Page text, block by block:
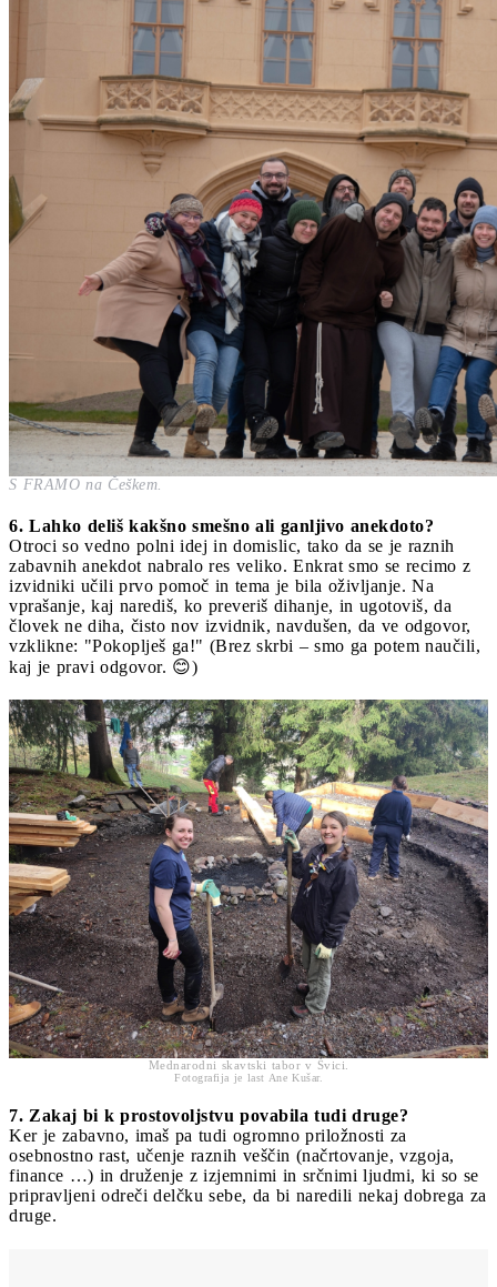
S FRAMO na Češkem.
6. Lahko deliš kakšno smešno ali ganljivo anekdoto?
Otroci so vedno polni idej in domislic, tako da se je raznih
zabavnih anekdot nabralo res veliko. Enkrat smo se recimo z
izvidniki učili prvo pomoč in tema je bila oživljanje. Na
vprašanje, kaj narediš, ko preveriš dihanje, in ugotoviš, da
človek ne diha, čisto nov izvidnik, navdušen, da ve odgovor,
vzklikne: "Pokoplješ ga!" (Brez skrbi – smo ga potem naučili,
kaj je pravi odgovor. 😊)
Mednarodni skavtski tabor v Švici.
Fotografija je last Ane Kušar.
7. Zakaj bi k prostovoljstvu povabila tudi druge?
Ker je zabavno, imaš pa tudi ogromno priložnosti za
osebnostno rast, učenje raznih veščin (načrtovanje, vzgoja,
finance …) in druženje z izjemnimi in srčnimi ljudmi, ki so se
pripravljeni odreči delčku sebe, da bi naredili nekaj dobrega za
druge.